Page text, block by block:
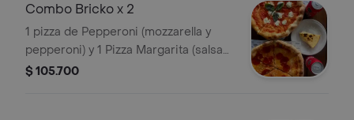
Combo Bricko x 2
1 pizza de Pepperoni (mozzarella y
pepperoni) y 1 Pizza Margarita (salsa
napolitana, mozzarella de búfala y
$ 105.700